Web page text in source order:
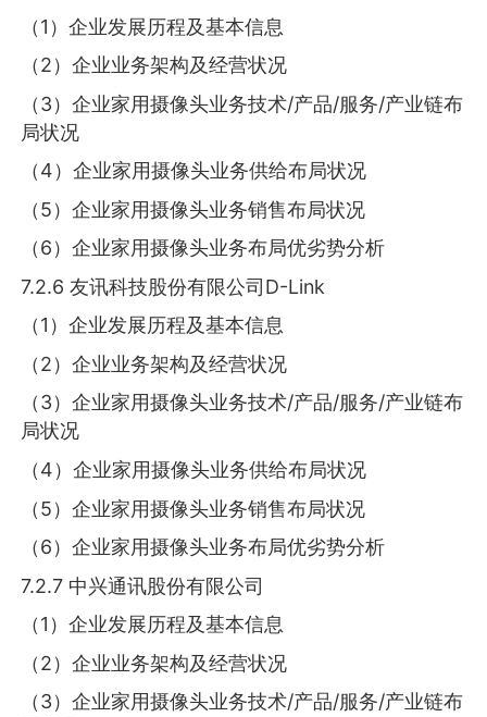
（1）企业发展历程及基本信息
（2）企业业务架构及经营状况
（3）企业家用摄像头业务技术/产品/服务/产业链布
局状况
（4）企业家用摄像头业务供给布局状况
（5）企业家用摄像头业务销售布局状况
（6）企业家用摄像头业务布局优劣势分析
7.2.6 友讯科技股份有限公司D-Link
（1）企业发展历程及基本信息
（2）企业业务架构及经营状况
（3）企业家用摄像头业务技术/产品/服务/产业链布
局状况
（4）企业家用摄像头业务供给布局状况
（5）企业家用摄像头业务销售布局状况
（6）企业家用摄像头业务布局优劣势分析
7.2.7 中兴通讯股份有限公司
（1）企业发展历程及基本信息
（2）企业业务架构及经营状况
（3）企业家用摄像头业务技术/产品/服务/产业链布